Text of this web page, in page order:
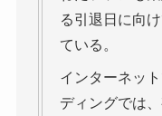
る引退日に向
ている。
インターネッ
ディングでは